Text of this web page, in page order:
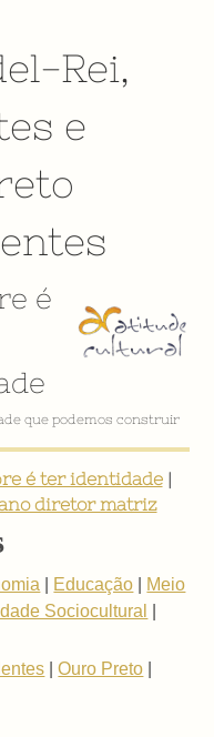
Rei,
e
é
que podemos construir
é ter identidade|
diretor matriz
Educação
Meio
Sociocultural
|Ouro Preto